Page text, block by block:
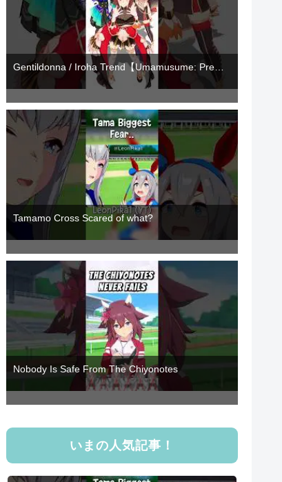
Gentildonna / Iroha Trend【Umamusume: Pre…
Tamamo Cross Scared of what?
Nobody Is Safe From The Chiyonotes
いまの人気記事！